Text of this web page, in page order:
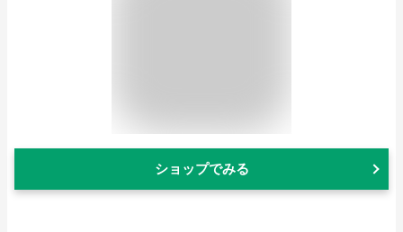
ショップでみる